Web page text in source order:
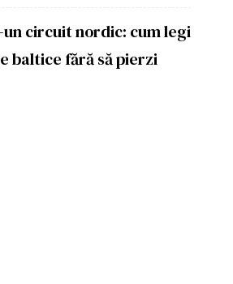
circuit nordic: cum legi
baltice fără să pierzi